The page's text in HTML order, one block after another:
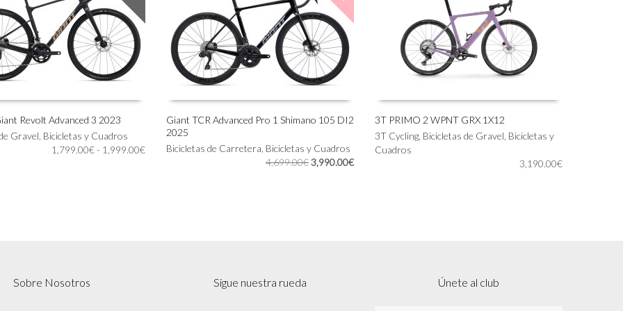
OPCIONES
Revolt Advanced 3 2023
Gravel Bicicletas y Cuadros
1,799.00€- 1,999.00€Rango
Este
producto
Giant TCR Advanced Pro 1 Shimano 105 DI2
2025
Bicicletas de Carretera Bicicletas y Cuadros
4,699.00€El
3,990.00€El
SELECCIONAR OPCIONES
Este
producto
3T PRIMO 2 WPNT GRX 1X12
3T Cycling Bicicletas de Gravel Bicicletas y
Cuadros
3,190.00€
Sobre Nosotros Sigue nuestra rueda Únete al club